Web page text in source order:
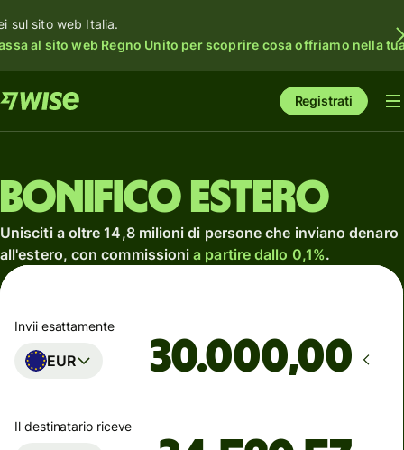
sul sito web Italia.
al sito web Regno Unito per scoprire cosa offriamo nella
Registrati
Bonifico estero
Unisciti a oltre 14,8 milioni di persone che inviano denaro
all'estero, con commissionia partire dallo 0,1%.
Invii esattamente
EUR ,00
Il destinatario riceve